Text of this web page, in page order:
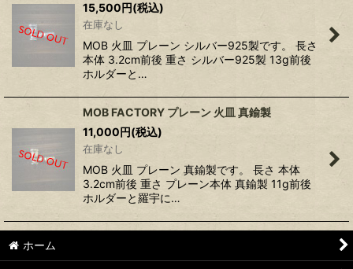
15,500円(税込)
在庫なし
MOB 火皿 プレーン シルバー925製です。 長さ
本体 3.2cm前後 重さ シルバー925製 13g前後
ホルダーと…
MOB FACTORY プレーン 火皿 真鍮製
11,000円(税込)
在庫なし
MOB 火皿 プレーン 真鍮製です。 長さ 本体
3.2cm前後 重さ プレーン本体 真鍮製 11g前後
ホルダーと羅宇に…
ホーム